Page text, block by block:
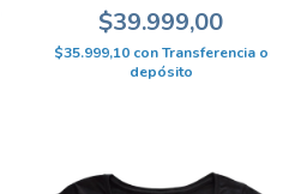
$39.999,00
$35.999,10 con Transferencia o
depósito